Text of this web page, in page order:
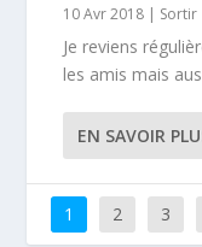
10 Avr 2018 | Sortir
Je reviens
les amis mais
EN SAVOIR
1 2 3